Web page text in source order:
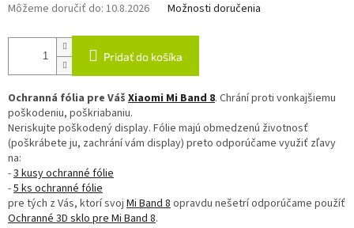
Môžeme doručiť do: 10.8.2026 Možnosti doručenia
Pridať do košíka
Ochranná fólia pre Váš Xiaomi Mi Band 8. Chrání proti vonkajšiemu
poškodeniu, poškriabaniu.
Neriskujte poškodený display. Fólie majú obmedzenú životnosť
(poškrábete ju, zachrání vám display) preto odporúčame využiť zľavy
na:
-3 kusy ochranné fólie
-5 ks ochranné fólie
pre tých z Vás, ktorí svoj Mi Band 8opravdu nešetrí odporúčame použíť
Ochranné 3D sklo pre Mi Band 8.